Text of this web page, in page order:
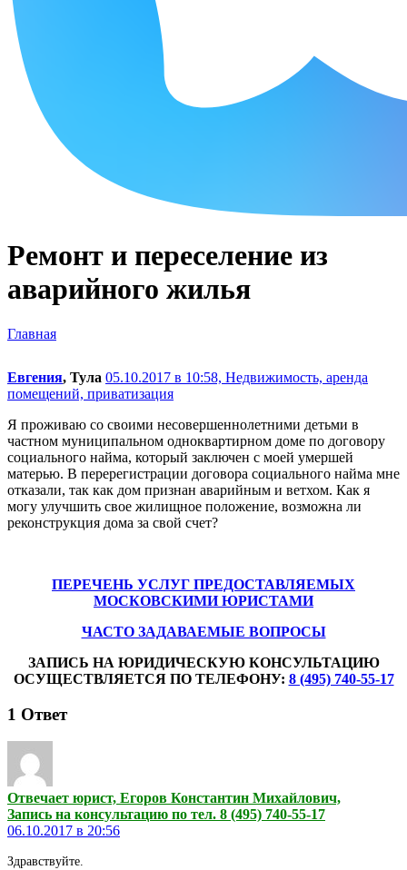
Ремонт и переселение из
аварийного жилья
Главная
Евгения, Тула 05.10.2017 в 10:58, Недвижимость, аренда
помещений, приватизация
Я проживаю со своими несовершеннолетними детьми в
частном муниципальном одноквартирном доме по договору
социального найма, который заключен с моей умершей
матерью. В перерегистрации договора социального найма мне
отказали, так как дом признан аварийным и ветхом. Как я
могу улучшить свое жилищное положение, возможна ли
реконструкция дома за свой счет?
ПЕРЕЧЕНЬ УСЛУГ ПРЕДОСТАВЛЯЕМЫХ
МОСКОВСКИМИ ЮРИСТАМИ
ЧАСТО ЗАДАВАЕМЫЕ ВОПРОСЫ
ЗАПИСЬ НА ЮРИДИЧЕСКУЮ КОНСУЛЬТАЦИЮ
ОСУЩЕСТВЛЯЕТСЯ ПО ТЕЛЕФОНУ: 8 (495) 740-55-17
1 Ответ
Отвечает юрист, Егоров Константин Михайлович,
Запись на консультацию по тел. 8 (495) 740-55-17
06.10.2017 в 20:56
Здравствуйте.